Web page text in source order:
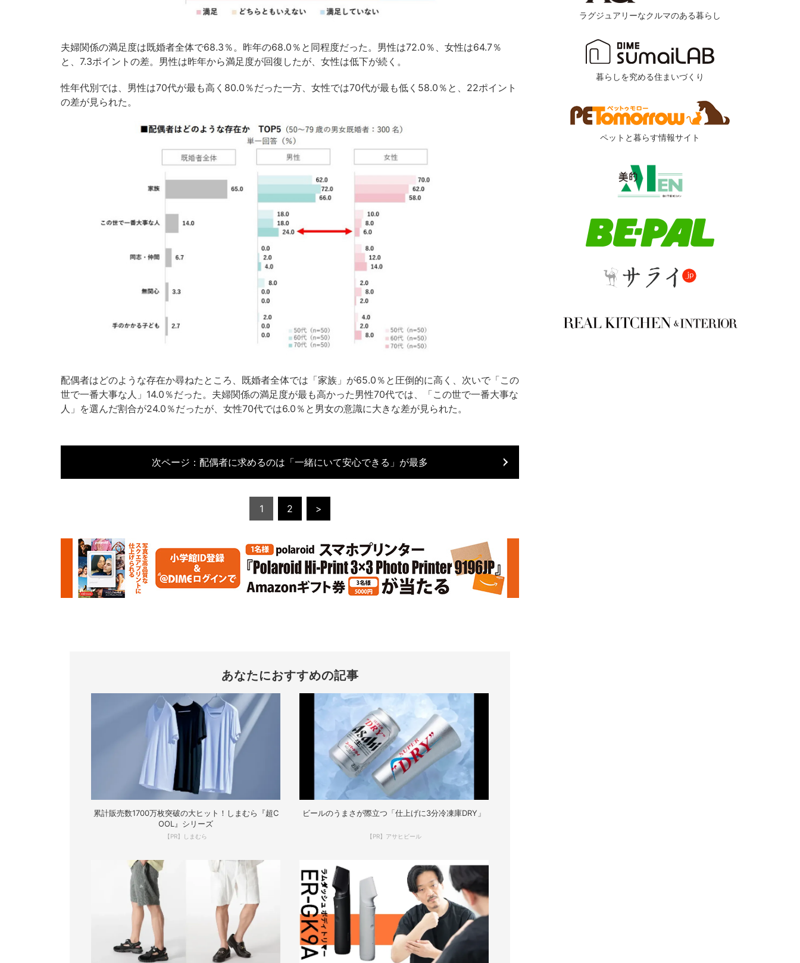
夫婦関係の満足度は既婚者全体で68.3％。昨年の68.0％と同程度だった。男性は72.0％、女性は64.7％
と、7.3ポイントの差。男性は昨年から満足度が回復したが、女性は低下が続く。
性年代別では、男性は70代が最も高く80.0％だった一方、女性では70代が最も低く58.0％と、22ポイント
の差が見られた。
配偶者はどのような存在か尋ねたところ、既婚者全体では「家族」が65.0％と圧倒的に高く、次いで「この
世で一番大事な人」14.0％だった。夫婦関係の満足度が最も高かった男性70代では、「この世で一番大事な
人」を選んだ割合が24.0％だったが、女性70代では6.0％と男女の意識に大きな差が見られた。
次ページ： 配偶者に求めるのは「一緒にいて安心できる」が最多
1 2 >
あなたにおすすめの記事
累計販売数1700万枚突破の大ヒット！しまむら『超C
OOL』シリーズ
【PR】しまむら
ビールのうまさが際立つ「仕上げに3分冷凍庫DRY」
【PR】アサヒビール
ラグジュアリーなクルマのある暮らし
暮らしを究める住まいづくり
ペットと暮らす情報サイト